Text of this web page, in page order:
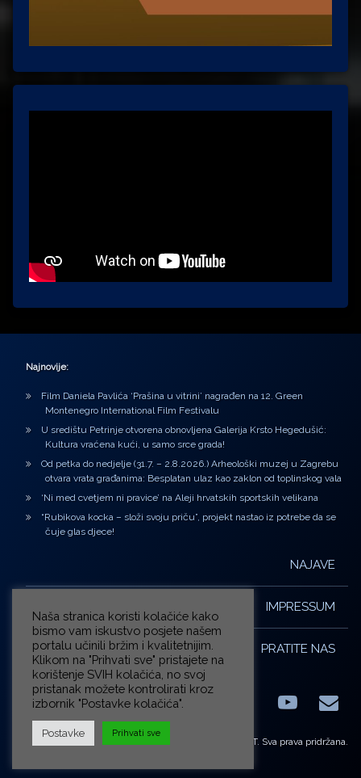
Najnovije:
Film Daniela Pavlića ‘Prašina u vitrini’ nagrađen na 12. Green
Montenegro International Film Festivalu
U središtu Petrinje otvorena obnovljena Galerija Krsto Hegedušić:
Kultura vraćena kući, u samo srce grada!
Od petka do nedjelje (31.7. – 2.8.2026.) Arheološki muzej u Zagrebu
otvara vrata građanima: Besplatan ulaz kao zaklon od toplinskog vala
‘Ni med cvetjem ni pravice’ na Aleji hrvatskih sportskih velikana
“Rubikova kocka – složi svoju priču”, projekt nastao iz potrebe da se
čuje glas djece!
NAJAVE
IMPRESSUM
PRATITE NAS
FacebookLinkedIn E-
© ZG-KULT. Sva prava pridržana.
Naša stranica koristi kolačiće kako
bismo vam iskustvo posjete našem
portalu učinili bržim i kvalitetnijim.
Klikom na "Prihvati sve" pristajete na
korištenje SVIH kolačića, no svoj
pristanak možete kontrolirati kroz
izbornik "Postavke kolačića".
Postavke Prihvati sve